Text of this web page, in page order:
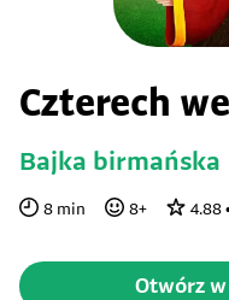
Czterech
Bajka birmańska
8 min 8+ 4.88
Otwórz